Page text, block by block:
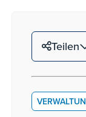
Teilen